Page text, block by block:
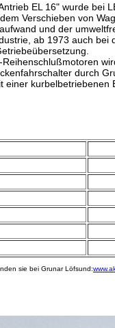
EL 16" wurde bei
Verschieben von
und der
ab 1973 auch
durch
kurbelbetriebenen
sie bei Grunar Löfsund: